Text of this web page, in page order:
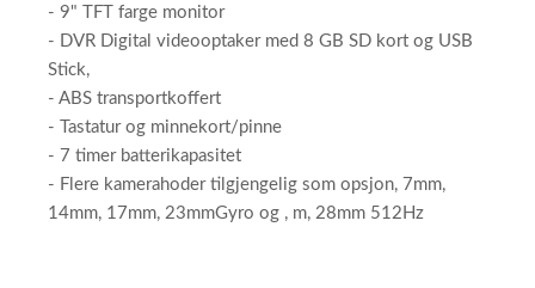
- 9" TFT farge monitor
- DVR Digital videooptaker med 8 GB SD kort og USB
Stick,
- ABS transportkoffert
- Tastatur og minnekort/pinne
- 7 timer batterikapasitet
- Flere kamerahoder tilgjengelig som opsjon, 7mm,
14mm, 17mm, 23mmGyro og , m, 28mm 512Hz